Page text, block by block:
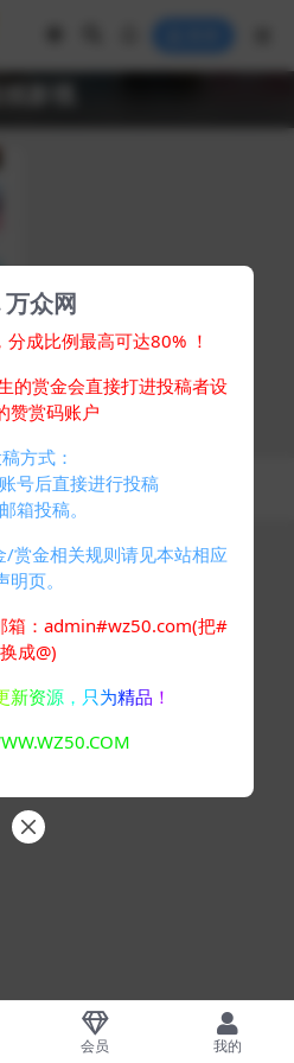
0
万众网- All rights reserved
05025058号-4
会员 我的
万众网
成比例最高可达80% ！
的赏金会直接打进投稿者设
赞赏码账户
方式：
号后直接进行投稿
箱投稿。
/赏金相关规则请见本站相应
明页。
箱：admin#wz50.com(把#
换成@)
新资源，只为精品！